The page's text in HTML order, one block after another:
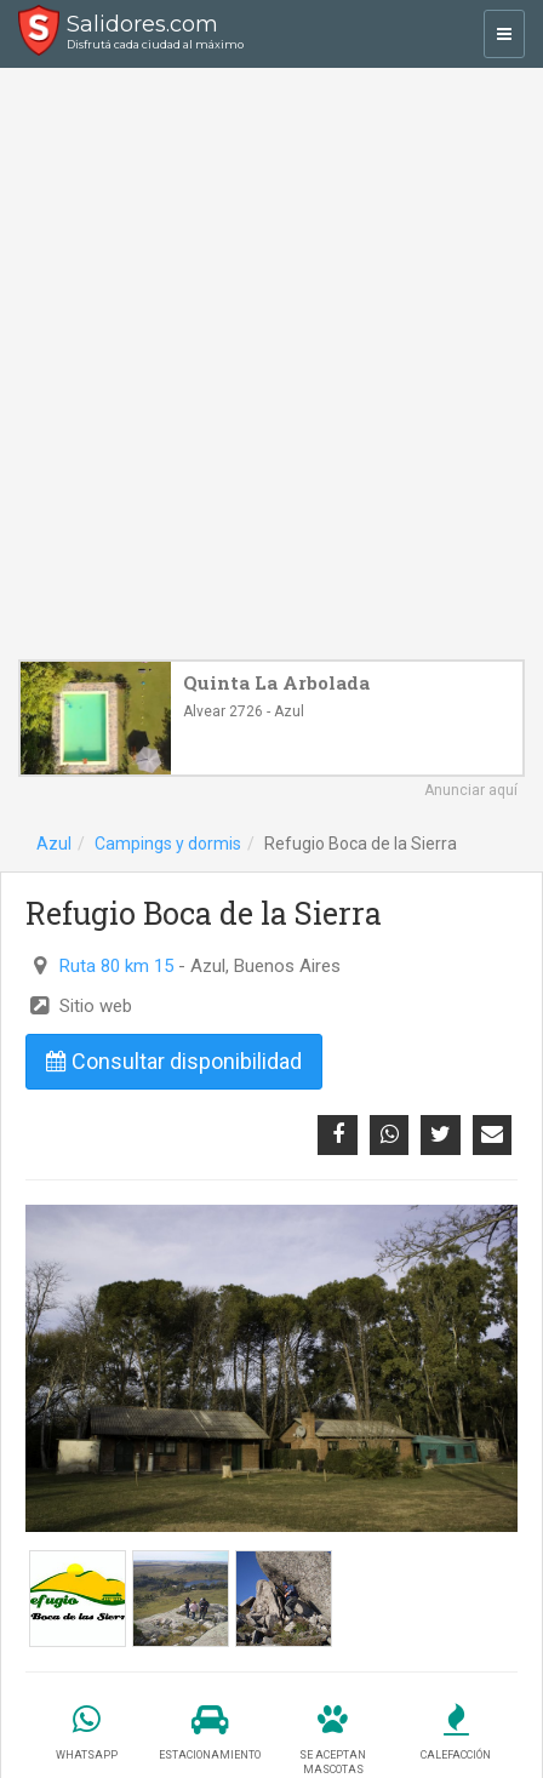
Salidores.com
Disfrutá cada ciudad al máximo
Quinta La Arbolada
Alvear 2726 - Azul
Anunciar aquí
Azul Campings y dormis Refugio Boca de la Sierra
Refugio Boca de la Sierra
Ruta 80 km 15 - Azul, Buenos Aires
Sitio web
Consultar disponibilidad
WHATSAPP ESTACIONAMIENTO
SE ACEPTAN
MASCOTAS
CALEFACCIÓN